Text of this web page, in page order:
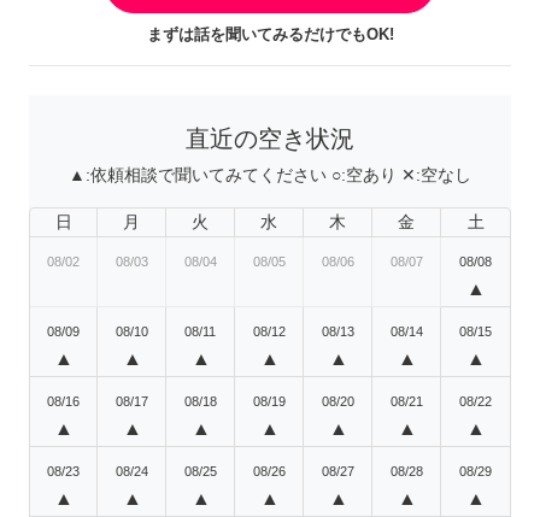
まずは話を聞いてみるだけでもOK!
直近の空き状況
▲:依頼相談で聞いてみてください ○:空あり ✕:空なし
日 月 火 水 木 金 土
08/02 08/03 08/04 08/05 08/06 08/07 08/08
▲
08/09
▲
08/10
▲
08/11
▲
08/12
▲
08/13
▲
08/14
▲
08/15
▲
08/16
▲
08/17
▲
08/18
▲
08/19
▲
08/20
▲
08/21
▲
08/22
▲
08/23
▲
08/24
▲
08/25
▲
08/26
▲
08/27
▲
08/28
▲
08/29
▲